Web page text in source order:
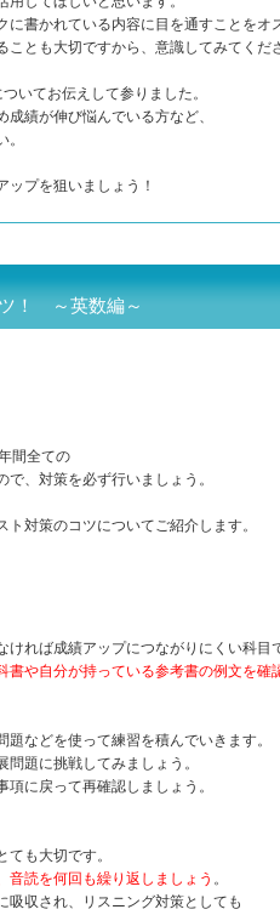
に書かれている内容に目を通すことをオ
ことも大切ですから、意識してみてくだ
いてお伝えして参りました。
績が伸び悩んでいる方など、
ップを狙いましょう！
！ ～英数編～
間全ての
、対策を必ず行いましょう。
対策のコツについてご紹介します。
ければ成績アップにつながりにくい科目
書や自分が持っている参考書の例文を確
などを使って練習を積んでいきます。
題に挑戦してみましょう。
に戻って再確認しましょう。
も大切です。
音読を何回も繰り返しましょう 。
吸収され、リスニング対策としても